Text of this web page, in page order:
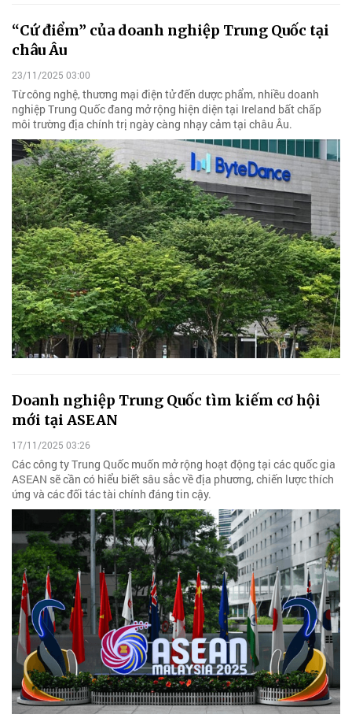
“Cứ điểm” của doanh nghiệp Trung Quốc tại
châu Âu
23/11/2025 03:00
Từ công nghệ, thương mại điện tử đến dược phẩm, nhiều doanh
nghiệp Trung Quốc đang mở rộng hiện diện tại Ireland bất chấp
môi trường địa chính trị ngày càng nhạy cảm tại châu Âu.
Doanh nghiệp Trung Quốc tìm kiếm cơ hội
mới tại ASEAN
17/11/2025 03:26
Các công ty Trung Quốc muốn mở rộng hoạt động tại các quốc gia
ASEAN sẽ cần có hiểu biết sâu sắc về địa phương, chiến lược thích
ứng và các đối tác tài chính đáng tin cậy.